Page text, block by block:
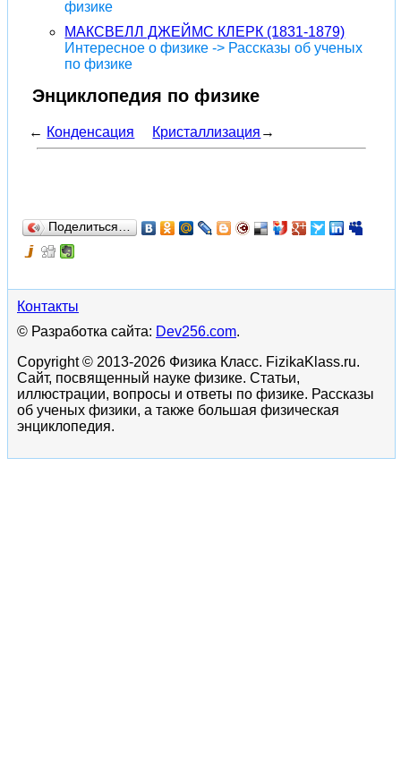
физике
МАКСВЕЛЛ ДЖЕЙМС КЛЕРК (1831-1879)
Интересное о физике -> Рассказы об ученых
по физике
Энциклопедия по физике
← Конденсация Кристаллизация →
Поделиться…
Контакты
© Разработка сайта: Dev256.com.
Copyright © 2013-2026 Физика Класс. FizikaKlass.ru.
Сайт, посвященный науке физике. Статьи,
иллюстрации, вопросы и ответы по физике. Рассказы
об ученых физики, а также большая физическая
энциклопедия.